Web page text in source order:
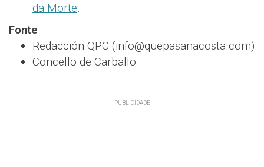
da Morte.
Fonte
Redacción QPC (info@quepasanacosta.com)
Concello de Carballo